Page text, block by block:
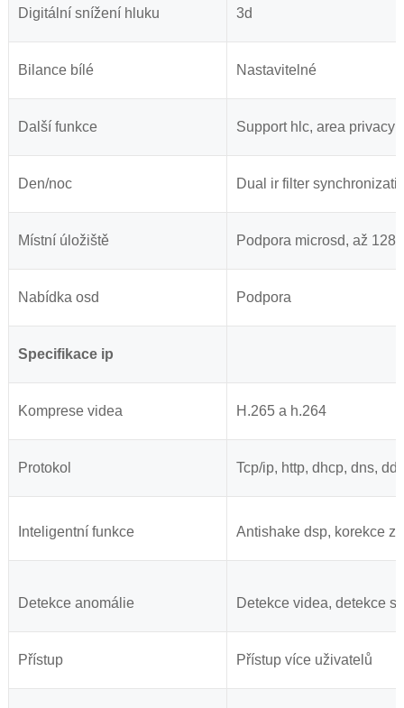
Digitální snížení hluku 3d
Bilance bílé Nastavitelné
Další funkce Support hlc, area privacy
Den/noc Dual ir filter
Místní úložiště Podpora microsd, až 128g
Nabídka osd Podpora
Specifikace ip
Komprese videa H.265 a h.264
Protokol Tcp/ip, http, dhcp, dns,
Inteligentní funkce Antishake dsp, korekce
Detekce anomálie Detekce videa, detekce
Přístup Přístup více uživatelů